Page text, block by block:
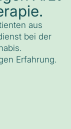
aus
bei der
Erfahrung.